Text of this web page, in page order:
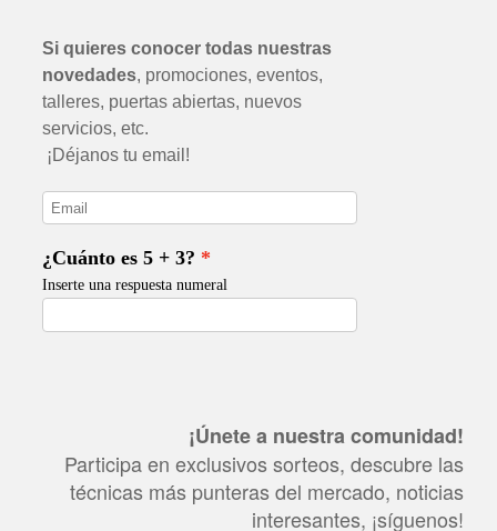
¡Únete a nuestra comunidad!
Participa en exclusivos sorteos, descubre las
técnicas más punteras del mercado, noticias
interesantes, ¡síguenos!